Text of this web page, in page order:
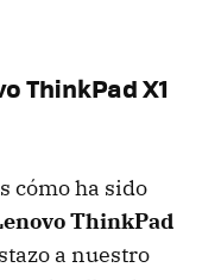
ThinkPad X1
cómo ha sido
ThinkPad
a nuestro